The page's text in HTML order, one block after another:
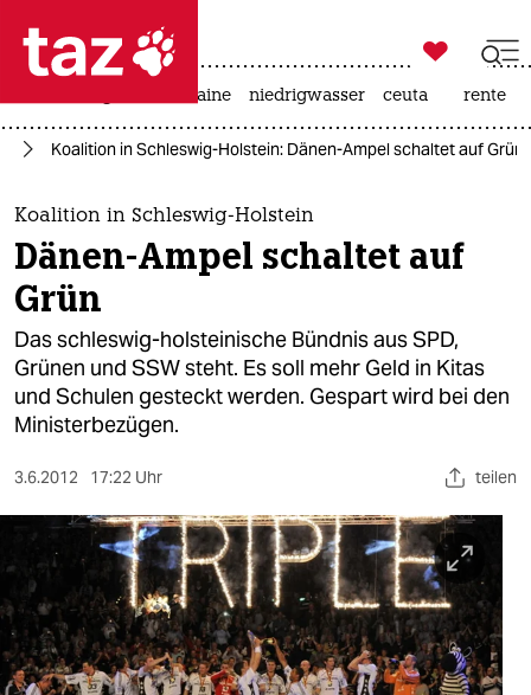
 taz zahl ich
taz zahl ich
themen
politik
öko
gesellschaft
kultur
sport
berlin
nord
wahrheit

taz zahl ich
krieg in der ukraine niedrigwasser ceuta rente
Koalition in Schleswig-Holstein: Dänen-Ampel schaltet auf Grün
Koalition in Schleswig-Holstein
Dänen-Ampel schaltet auf
Grün
Das schleswig-holsteinische Bündnis aus SPD,
Grünen und SSW steht. Es soll mehr Geld in Kitas
und Schulen gesteckt werden. Gespart wird bei den
Ministerbezügen.
3.6.2012 17:22 Uhr teilen